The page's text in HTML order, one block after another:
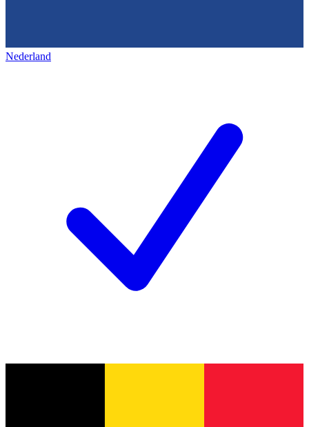
Nederland